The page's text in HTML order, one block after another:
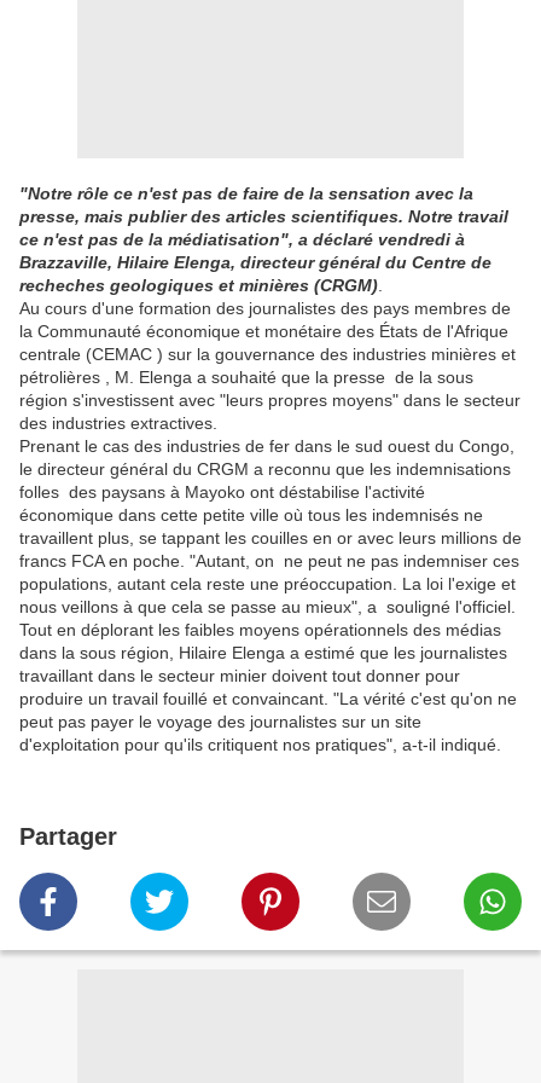
"Notre rôle ce n'est pas de faire de la sensation avec la
presse, mais publier des articles scientifiques. Notre travail
ce n'est pas de la médiatisation", a déclaré vendredi à
Brazzaville, Hilaire Elenga, directeur général du Centre de
recheches geologiques et minières (CRGM)
Au cours d'une formation des journalistes des pays membres de
la Communauté économique et monétaire des États de l'Afrique
centrale (CEMAC ) sur la gouvernance des industries minières et
pétrolières , M. Elenga a souhaité que la presse de la sous
région s'investissent avec "leurs propres moyens" dans le secteur
des industries extractives.
Prenant le cas des industries de fer dans le sud ouest du Congo,
le directeur général du CRGM a reconnu que les indemnisations
folles des paysans à Mayoko ont déstabilise l'activité
économique dans cette petite ville où tous les indemnisés ne
travaillent plus, se tappant les couilles en or avec leurs millions de
francs FCA en poche. "Autant, on ne peut ne pas indemniser ces
populations, autant cela reste une préoccupation. La loi l'exige et
nous veillons à que cela se passe au mieux", a souligné l'officiel.
Tout en déplorant les faibles moyens opérationnels des médias
dans la sous région, Hilaire Elenga a estimé que les journalistes
travaillant dans le secteur minier doivent tout donner pour
produire un travail fouillé et convaincant. "La vérité c'est qu'on ne
peut pas payer le voyage des journalistes sur un site
d'exploitation pour qu'ils critiquent nos pratiques", a-t-il indiqué.
Partager